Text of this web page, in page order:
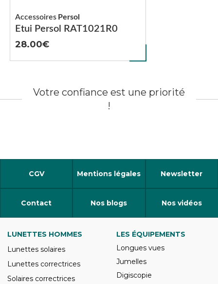
Etui Persol RAT1021R0
Accessoires Persol
28.00
Votre confiance est une priorité
!
CGV Mentions légales Newsletter
Contact Nos blogs Nos vidéos
LUNETTES HOMMES
Lunettes solaires
Lunettes correctrices
Solaires correctrices
LES ÉQUIPEMENTS
Longues vues
Jumelles
Digiscopie